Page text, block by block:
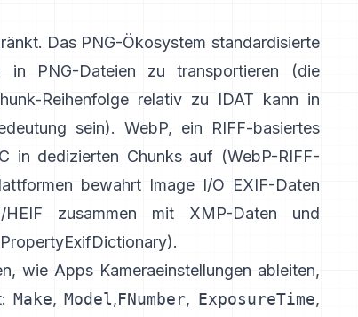
Das PNG-Ökosystem standardisierte
in PNG-Dateien zu transportieren (die
Reihenfolge relativ zu IDAT kann in
sein). WebP, ein RIFF-basiertes
in dedizierten Chunks auf (WebP-RIFF-
bewahrt Image I/O EXIF-Daten
zusammen mit XMP-Daten und
).
wie Apps Kameraeinstellungen ableiten,
Make,Model,FNumber, ExposureTime,